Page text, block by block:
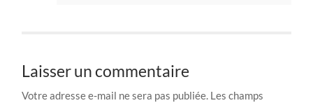
Laisser un commentaire
Votre adresse e-mail ne sera pas publiée. Les champs